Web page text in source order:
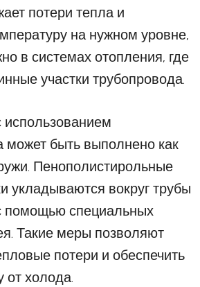
потери тепла и
на нужном уровне,
в системах отопления, где
участки трубопровода.
использованием
может быть выполнено как
Пенополистирольные
укладываются вокруг трубы
помощью специальных
Такие меры позволяют
потери и обеспечить
от холода.